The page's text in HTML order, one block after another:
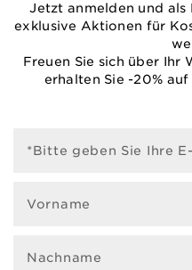
Jetzt anmelden und als
exklusive Aktionen für
Freuen Sie sich über Ihr
erhalten Sie -20%
*Bitte geben Sie Ihre
Vorname
Nachname